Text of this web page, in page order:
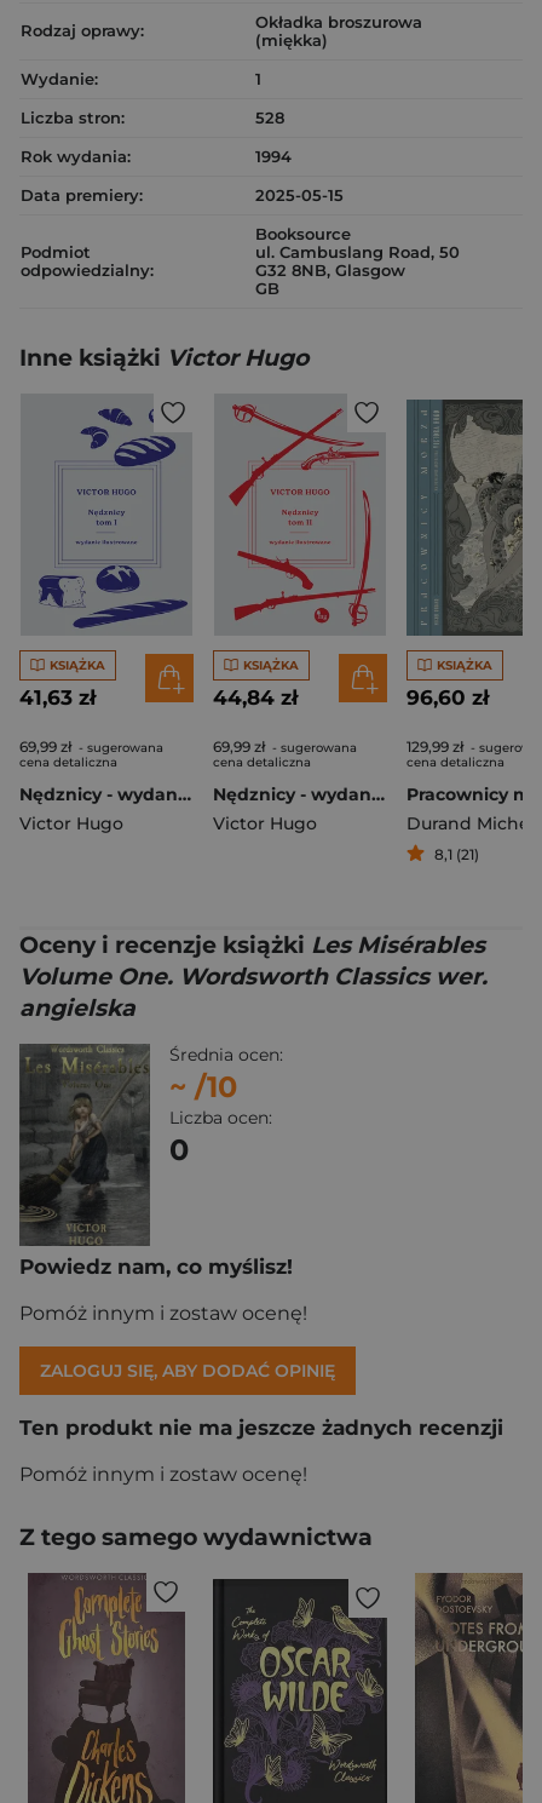
Rodzaj oprawy:
Okładka broszurowa
(miękka)
Wydanie:
1
Liczba stron:
528
Rok wydania:
1994
Data premiery:
2025-05-15
Podmiot
odpowiedzialny:
Booksource
ul. Cambuslang Road, 50
G32 8NB, Glasgow
GB
Inne książki Victor Hugo
KSIĄŻKA
41,63 zł
69,99 zł - sugerowana
cena detaliczna
Nędznicy - wydanie ilustrowane t. 1
Victor Hugo
KSIĄŻKA
44,84 zł
69,99 zł - sugerowana
cena detaliczna
Nędznicy - wydanie ilustrowane t. 2
Victor Hugo
KSIĄŻKA
96,60 zł
129,99 zł -
cena detaliczna
Pracownicy
Durand Michel
8,1 (21)
Oceny i recenzje książki Les Misérables
Volume One. Wordsworth Classics wer.
angielska
Średnia ocen:
~ /10
Liczba ocen:
0
Powiedz nam, co myślisz!
Pomóż innym i zostaw ocenę!
ZALOGUJ SIĘ, ABY DODAĆ OPINIĘ
Ten produkt nie ma jeszcze żadnych recenzji
Pomóż innym i zostaw ocenę!
Z tego samego wydawnictwa